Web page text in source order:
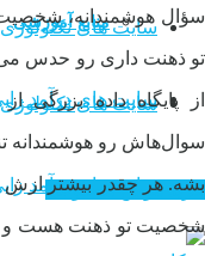
منابع آموزشی
سایت های تکنولوژی
سایت های درآمد
سایت های تکنولوژی
سایت های درآمد
خرید هوش مصنوعی
سؤال هوشمندانه،
تو ذهنت داری رو حدس
از پایگاه داده
سوال‌هاش رو هوشمندانه
بشه. هر چقدر بیشتر ازش
شخصیت تو ذهنت هست و